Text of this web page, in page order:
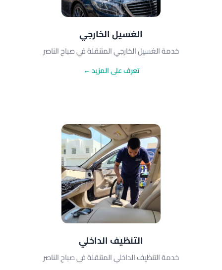
الغسيل الخارجي
خدمة الغسيل الخارجي المتنقلة في صباح الناصر
تعرف على المزيد ←
التنظيف الداخلي
خدمة التنظيف الداخلي المتنقلة في صباح الناصر